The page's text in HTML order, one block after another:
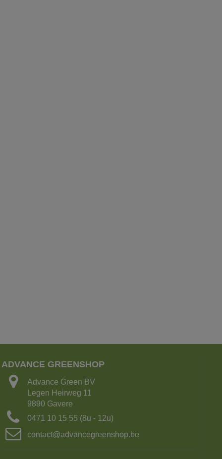
ADVANCE GREENSHOP
Advance Green BV
Legen Heirweg 11
9890 Gavere
0471 10 15 55 (8u - 12u)
contact@advancegreenshop.be